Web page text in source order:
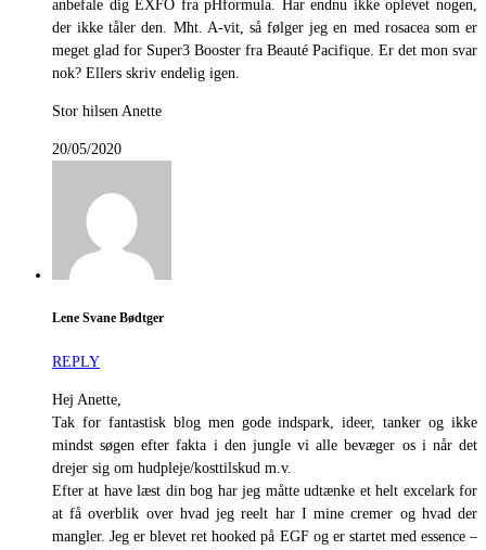
anbefale dig EXFO fra pHformula. Har endnu ikke oplevet nogen,
der ikke tåler den. Mht. A-vit, så følger jeg en med rosacea som er
meget glad for Super3 Booster fra Beauté Pacifique. Er det mon svar
nok? Ellers skriv endelig igen.
Stor hilsen Anette
20/05/2020
Lene Svane Bødtger
REPLY
Hej Anette,
Tak for fantastisk blog men gode indspark, ideer, tanker og ikke
mindst søgen efter fakta i den jungle vi alle bevæger os i når det
drejer sig om hudpleje/kosttilskud m.v.
Efter at have læst din bog har jeg måtte udtænke et helt excelark for
at få overblik over hvad jeg reelt har I mine cremer og hvad der
mangler. Jeg er blevet ret hooked på EGF og er startet med essence –